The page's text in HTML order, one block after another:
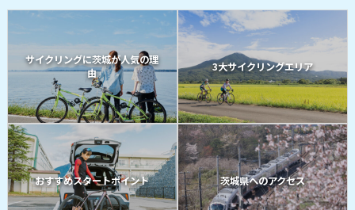
サイクリングに茨城が人気の理
由
3大サイクリングエリア
おすすめスタートポイント 茨城県へのアクセス